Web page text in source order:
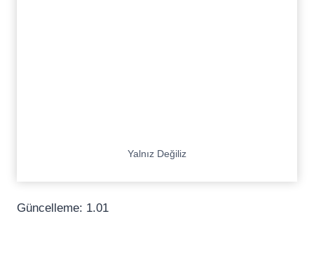
Yalnız Değiliz
Güncelleme: 1.01